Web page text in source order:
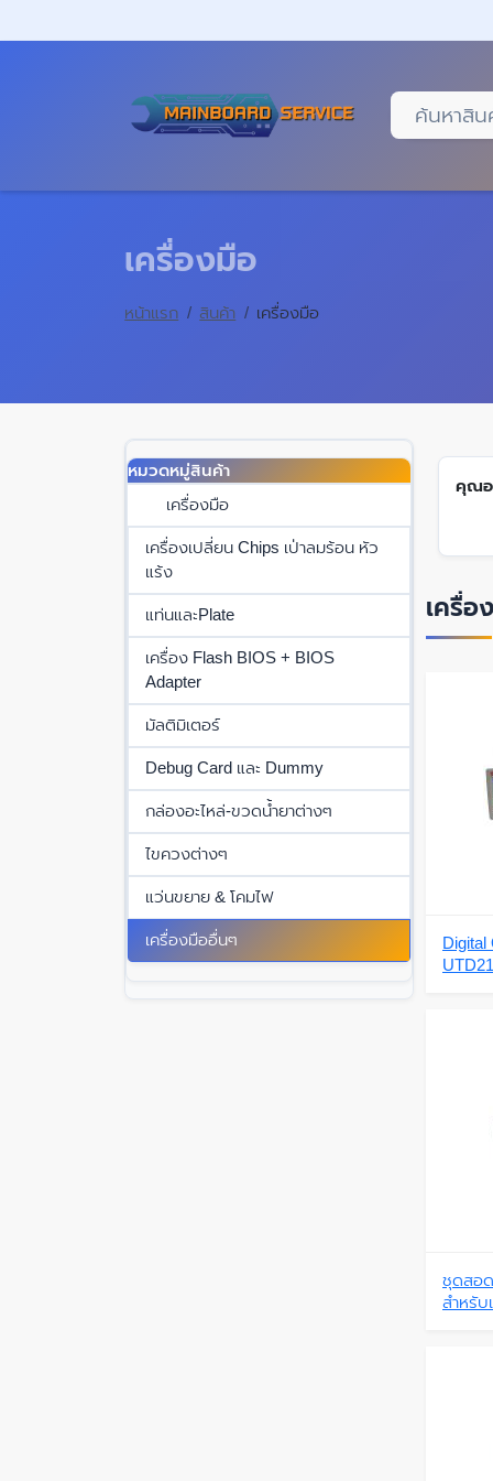
เครื่องมือ
หน้าแรก สินค้า เครื่องมือ
หมวดหมู่สินค้า
เครื่องมือ
เครื่องเปลี่ยน Chips เป่าลมร้อน หัว
แร้ง
แท่นและPlate
เครื่อง Flash BIOS + BIOS
Adapter
มัลติมิเตอร์
Debug Card และ Dummy
กล่องอะไหล่-ขวดน้ำยาต่างๆ
ไขควงต่างๆ
แว่นขยาย & โคมไฟ
เครื่องมืออื่นๆ
คุณ
เครื่อ
Digital
ชุดสอ
สำหรับ